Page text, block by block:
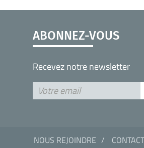
ABONNEZ-VOUS
Recevez notre newsletter
NOUS REJOINDRE CONTACT